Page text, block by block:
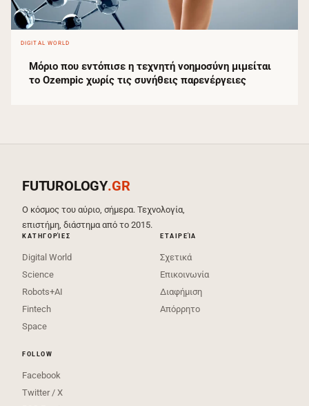
DIGITAL WORLD
Μόριο που εντόπισε η τεχνητή νοημοσύνη μιμείται
το Ozempic χωρίς τις συνήθεις παρενέργειες
FUTUROLOGY.GR
Ο κόσμος του αύριο, σήμερα. Τεχνολογία,
επιστήμη, διάστημα από το 2015.
ΚΑΤΗΓΟΡΊΕΣ
Digital World
Science
Robots+AI
Fintech
Space
ΕΤΑΙΡΕΊΑ
Σχετικά
Επικοινωνία
Διαφήμιση
Απόρρητο
FOLLOW
Facebook
Twitter / X